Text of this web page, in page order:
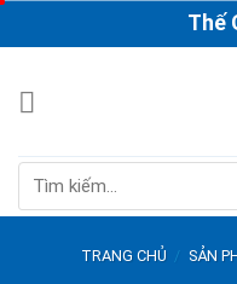
to
Thế
Tìm
TRANG CHỦ / SẢN